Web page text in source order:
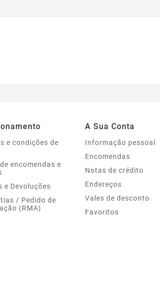
e condições de
encomendas e
e Devoluções
/ Pedido de
(RMA)
A Sua Conta
Informação pessoal
Encomendas
Notas de crédito
Endereços
Vales de desconto
Favoritos